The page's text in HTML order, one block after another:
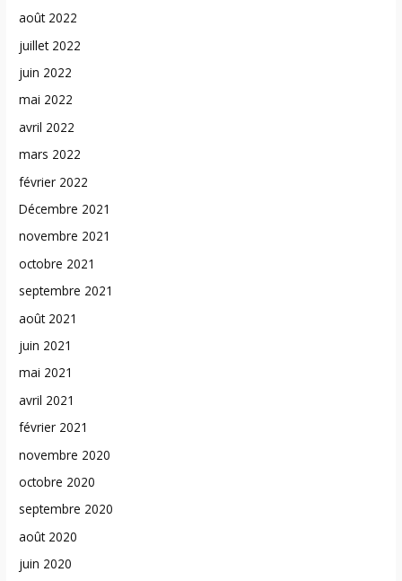
août 2022
juillet 2022
juin 2022
mai 2022
avril 2022
mars 2022
février 2022
Décembre 2021
novembre 2021
octobre 2021
septembre 2021
août 2021
juin 2021
mai 2021
avril 2021
février 2021
novembre 2020
octobre 2020
septembre 2020
août 2020
juin 2020